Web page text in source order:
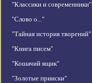
"Классики и современники"
"Слово о..."
"Тайная история творений"
"Книга писем"
"Кошачий ящик"
"Золотые прииски"